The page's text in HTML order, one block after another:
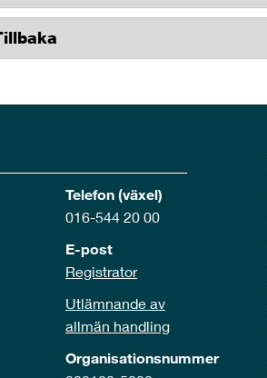
Telefon (växel)
016-544 20 00
E-post
Registrator
Utlämnande av
allmän handling
Organisationsnummer